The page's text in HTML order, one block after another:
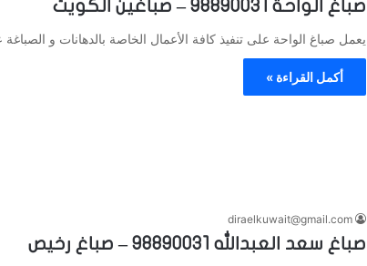
صباغ الواحة 98890031 – صباغين الكويت
يعمل صباغ الواحة على تنفيذ كافة الأعمال الخاصة بالدهانات و
أكمل القراءة »
diraelkuwait@gmail.com
صباغ سعد العبدالله 98890031 – صباغ رخيص